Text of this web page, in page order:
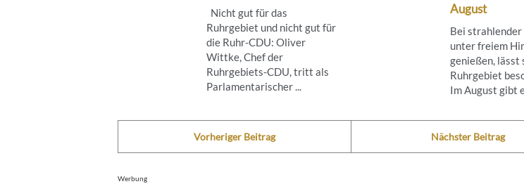
Nicht gut für das
Ruhrgebiet und nicht gut für
die Ruhr-CDU: Oliver
Wittke, Chef der
Ruhrgebiets-CDU, tritt als
Parlamentarischer ...
August
Bei strahlender
unter freiem
genießen, lässt
Ruhrgebiet
Im August gibt
Vorheriger Beitrag Nächster Beitrag
Werbung